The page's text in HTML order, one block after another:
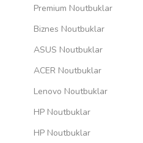
Premium Noutbuklar
Biznes Noutbuklar
ASUS Noutbuklar
ACER Noutbuklar
Lenovo Noutbuklar
HP Noutbuklar
HP Noutbuklar